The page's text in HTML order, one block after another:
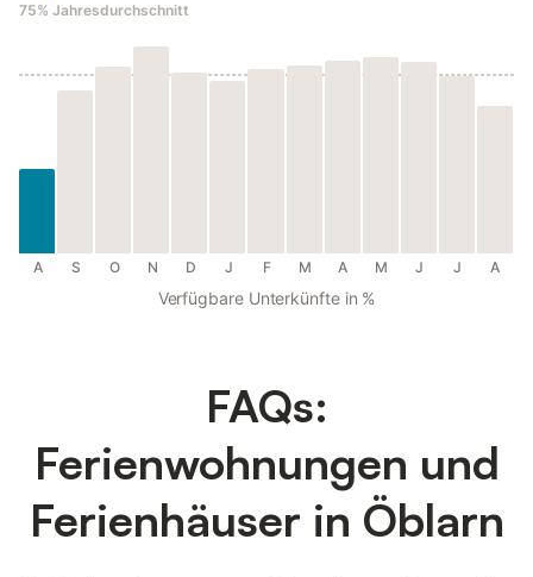
75% Jahresdurchschnitt
A S O N D J F M A M J J A
Verfügbare Unterkünfte in %
FAQs:
Ferienwohnungen und
Ferienhäuser in Öblarn